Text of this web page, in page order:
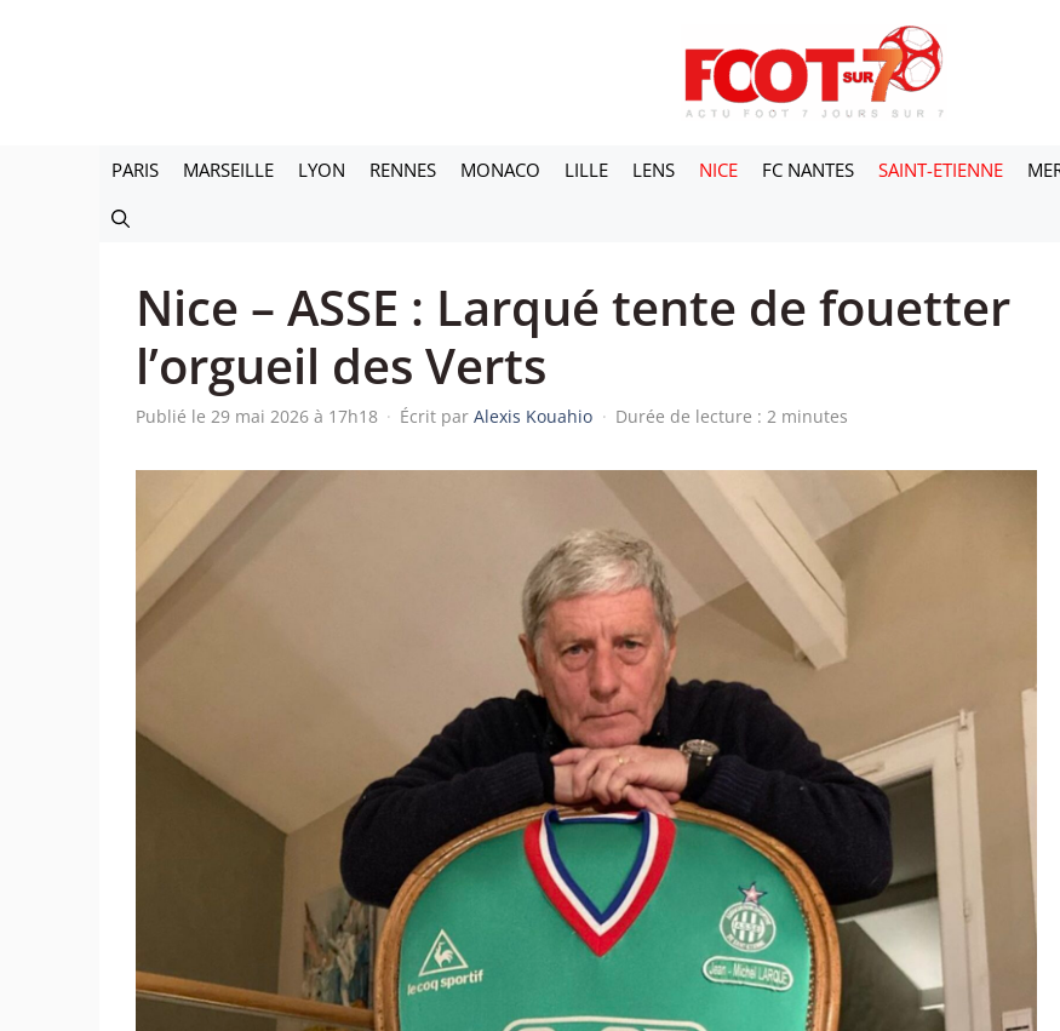
PARIS MARSEILLE LYON RENNES MONACO LILLE LENS NICE FC NANTES SAINT-ETIENNE
Nice – ASSE : Larqué tente de fouetter
l’orgueil des Verts
Publié le 29 mai 2026 à 17h18 · Écrit parAlexis Kouahio · Durée de lecture : 2 minutes